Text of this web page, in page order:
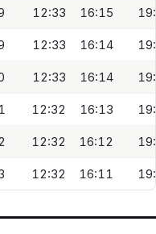
12:33 16:15
12:33 16:14
12:33 16:14
12:32 16:13
12:32 16:12
12:32 16:11